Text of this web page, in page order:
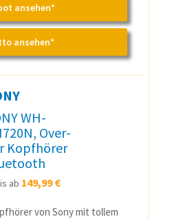
ansehen*
ansehen*
WH-
Over-
Kopfhörer
ab 149,99 €
von Sony mit tollem